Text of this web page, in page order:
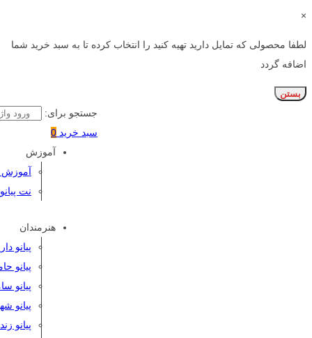
×
لطفا محصولی که تمایل دارید تهیه کنید را انتخاب کرده تا به سبد خرید شما
اضافه گردد
بستن
جستجو برای:
سبد خرید 0
آموزش
آموزش
نت پیانو
هنرمندان
پیانو
پیانو
پیانو
پیانو
پیانو